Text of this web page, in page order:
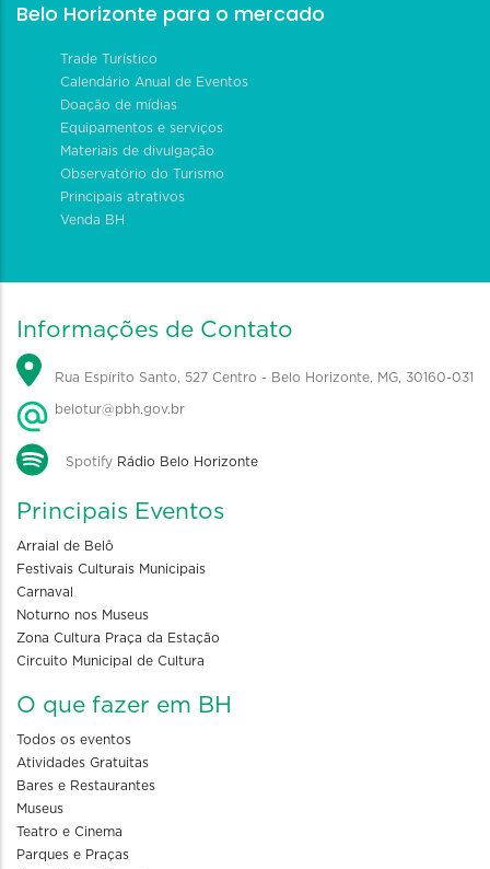
Belo Horizonte para o mercado
Trade Turístico
Calendário Anual de Eventos
Doação de mídias
Equipamentos e serviços
Materiais de divulgação
Observatório do Turismo
Principais atrativos
Venda BH
Informações de Contato
Rua Espírito Santo, 527 Centro - Belo Horizonte, MG, 30160-031
belotur@pbh.gov.br
Spotify Rádio Belo Horizonte
Principais Eventos
Arraial de Belô
Festivais Culturais Municipais
Carnaval
Noturno nos Museus
Zona Cultura Praça da Estação
Circuito Municipal de Cultura
O que fazer em BH
Todos os eventos
Atividades Gratuitas
Bares e Restaurantes
Museus
Teatro e Cinema
Parques e Praças